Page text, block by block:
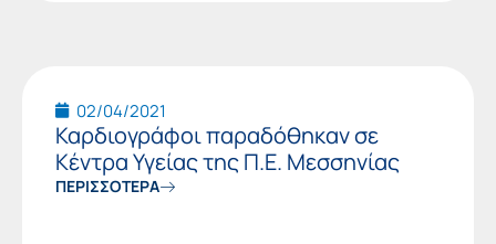
02/04/2021
Καρδιογράφοι παραδόθηκαν σε
Κέντρα Υγείας της Π.Ε. Μεσσηνίας
ΠΕΡΙΣΣΟΤΕΡΑ